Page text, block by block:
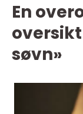
En
søvn»